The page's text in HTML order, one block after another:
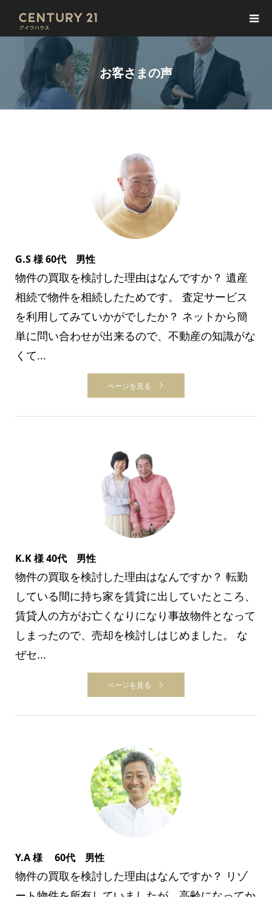
お客さまの声
G.S 様 60代 男性
物件の買取を検討した理由はなんですか？ 遺産
相続で物件を相続したためです。 査定サービス
を利用してみていかがでしたか？ ネットから簡
単に問い合わせが出来るので、不動産の知識がな
くて...
ページを見る
K.K 様 40代 男性
物件の買取を検討した理由はなんですか？ 転勤
している間に持ち家を賃貸に出していたところ、
賃貸人の方がお亡くなりになり事故物件となって
しまったので、売却を検討しはじめました。 な
ぜセ...
ページを見る
Y.A 様 60代 男性
物件の買取を検討した理由はなんですか？ リゾ